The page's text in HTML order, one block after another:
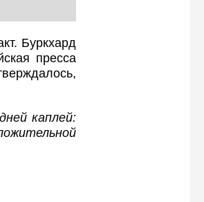
Буркхард
пресса
каплей: